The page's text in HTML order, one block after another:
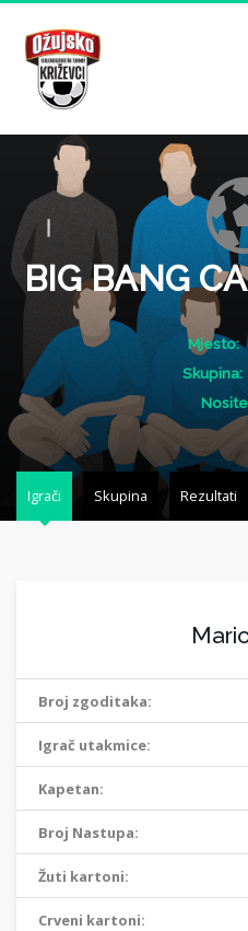
BIG BANG
Mjesto:
Skupina:
Igrači Skupina Rezultati
Broj zgoditaka:
Igrač utakmice:
Kapetan:
Broj Nastupa:
Žuti kartoni:
Crveni kartoni: